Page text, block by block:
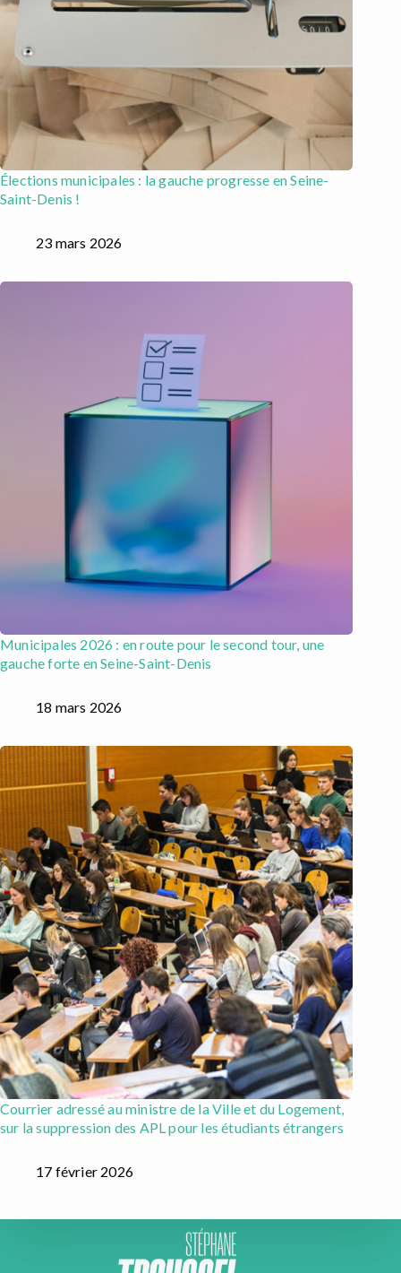
Élections municipales : la gauche progresse en Seine-
Saint-Denis !
23 mars 2026
Municipales 2026 : en route pour le second tour, une
gauche forte en Seine-Saint-Denis
18 mars 2026
Courrier adressé au ministre de la Ville et du Logement,
sur la suppression des APL pour les étudiants étrangers
17 février 2026